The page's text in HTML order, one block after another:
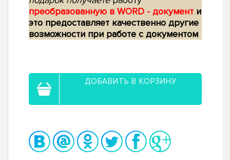
преобразованную в WORD - документ и
это предоставляет качественно другие
возможности при работе с документом
ДОБАВИТЬ В КОРЗИНУ